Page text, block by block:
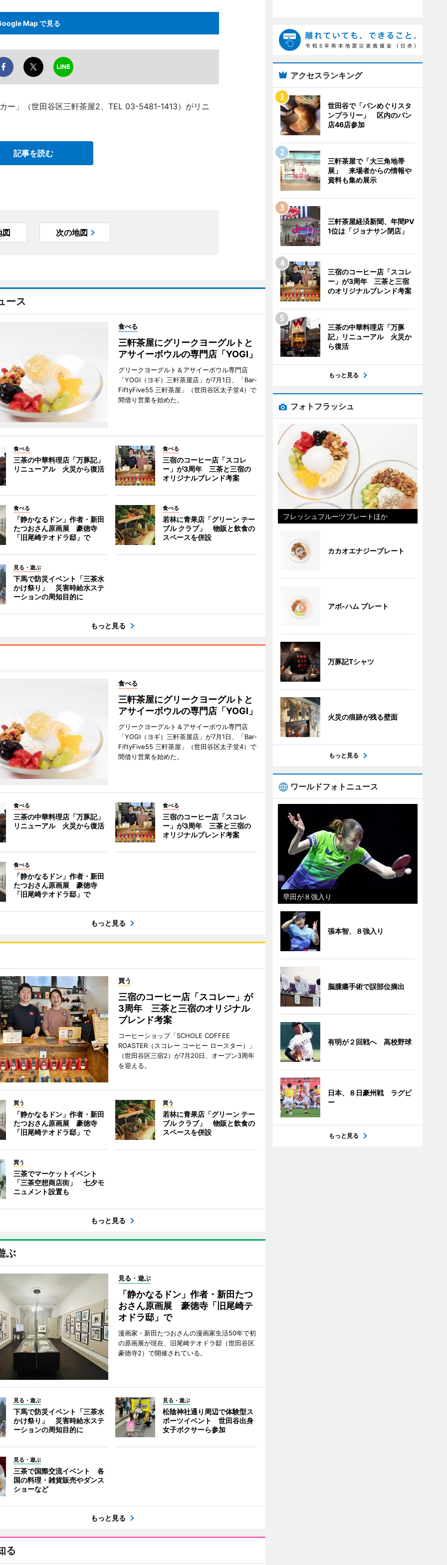
Map で見る
ー」（世田谷区三軒茶屋2、TEL 03-5481-1413）がリニ
記事を読む
図 次の地図
ース
食べる
三軒茶屋にグリークヨーグルトと
アサイーボウルの専門店「YOGI」
グリークヨーグルト＆アサイーボウル専門店
「YOGI（ヨギ）三軒茶屋店」が7月1日、「Bar-
FiftyFive55 三軒茶屋」（世田谷区太子堂4）で
間借り営業を始めた。
食べる
三茶の中華料理店「万豚記」
リニューアル 火災から復活
食べる
三宿のコーヒー店「スコレ
ー」が3周年 三茶と三宿の
オリジナルブレンド考案
食べる
「静かなるドン」作者・新田
たつおさん原画展 豪徳寺
「旧尾崎テオドラ邸」で
食べる
若林に青果店「グリーン テー
ブル クラブ」 物販と飲食の
スペースを併設
見る・遊ぶ
下馬で防災イベント「三茶水
かけ祭り」 災害時給水ステ
ーションの周知目的に
もっと見る
食べる
三軒茶屋にグリークヨーグルトと
アサイーボウルの専門店「YOGI」
グリークヨーグルト＆アサイーボウル専門店
「YOGI（ヨギ）三軒茶屋店」が7月1日、「Bar-
FiftyFive55 三軒茶屋」（世田谷区太子堂4）で
間借り営業を始めた。
食べる
三茶の中華料理店「万豚記」
リニューアル 火災から復活
食べる
三宿のコーヒー店「スコレ
ー」が3周年 三茶と三宿の
オリジナルブレンド考案
食べる
「静かなるドン」作者・新田
たつおさん原画展 豪徳寺
「旧尾崎テオドラ邸」で
もっと見る
買う
三宿のコーヒー店「スコレー」が
3周年 三茶と三宿のオリジナル
ブレンド考案
コーヒーショップ「SCHOLE COFFEE
ROASTER（スコレー コーヒー ロースター）」
（世田谷区三宿2）が7月20日、オープン3周年
を迎える。
買う
「静かなるドン」作者・新田
たつおさん原画展 豪徳寺
「旧尾崎テオドラ邸」で
買う
若林に青果店「グリーン テー
ブル クラブ」 物販と飲食の
スペースを併設
買う
三茶でマーケットイベント
「三茶空想商店街」 七夕モ
ニュメント設置も
もっと見る
ぶ
見る・遊ぶ
「静かなるドン」作者・新田たつ
おさん原画展 豪徳寺「旧尾崎テ
オドラ邸」で
漫画家・新田たつおさんの漫画家生活50年で初
の原画展が現在、旧尾崎テオドラ邸（世田谷区
豪徳寺2）で開催されている。
見る・遊ぶ
下馬で防災イベント「三茶水
かけ祭り」 災害時給水ステ
ーションの周知目的に
見る・遊ぶ
松陰神社通り周辺で体験型ス
ポーツイベント 世田谷出身
女子ボクサーら参加
見る・遊ぶ
三茶で国際交流イベント 各
国の料理・雑貨販売やダンス
ショーなど
もっと見る
る
アクセスランキング
世田谷で「パンめぐりスタ
ンプラリー」 区内のパン
店46店参加
三軒茶屋で「大三角地帯
展」 来場者からの情報や
資料も集め展示
三軒茶屋経済新聞、年間PV
1位は「ジョナサン閉店」
三宿のコーヒー店「スコレ
ー」が3周年 三茶と三宿
のオリジナルブレンド考案
三茶の中華料理店「万豚
記」リニューアル 火災か
ら復活
もっと見る
フォトフラッシュ
フレッシュフルーツプレートほか
カカオエナジープレート
アボ-ハム プレート
万豚記Tシャツ
火災の痕跡が残る壁面
もっと見る
ワールドフォトニュース
早田が８強入り
張本智、８強入り
脳腫瘍手術で誤部位摘出
有明が２回戦へ 高校野球
日本、８日豪州戦 ラグビ
ー
もっと見る